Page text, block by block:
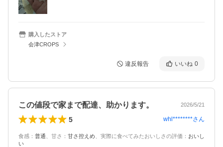
購入したストア
会津CROPS
違反報告 いいね 0
この値段で家まで配達、助かります。 2026/5/21
5 whl********さん
食感 ： 普通 甘さ ： 甘さ控えめ 実際に食べてみたおいしさの評価 ： おいし
い